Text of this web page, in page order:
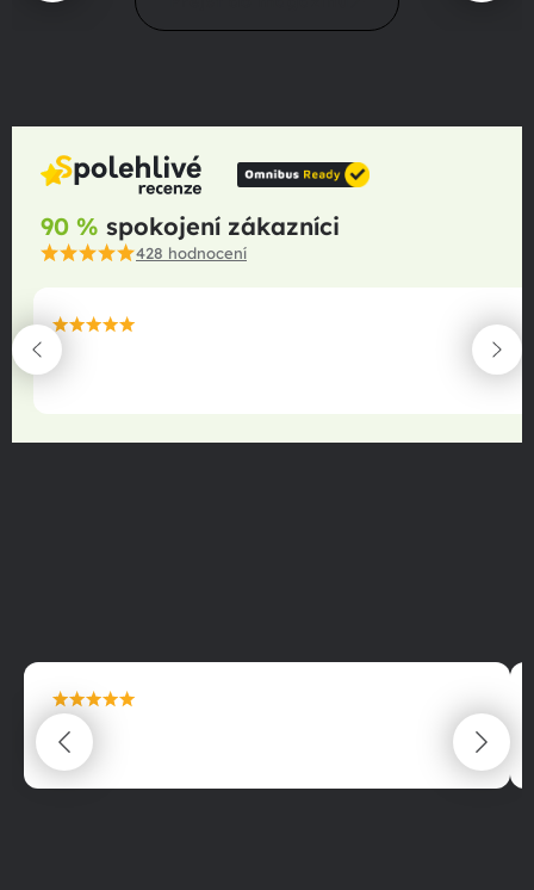
90 % spokojení zákazníci
428 hodnocení
maximální spokojenost
22.06.2025
maximální spokojenost
22.06.2025